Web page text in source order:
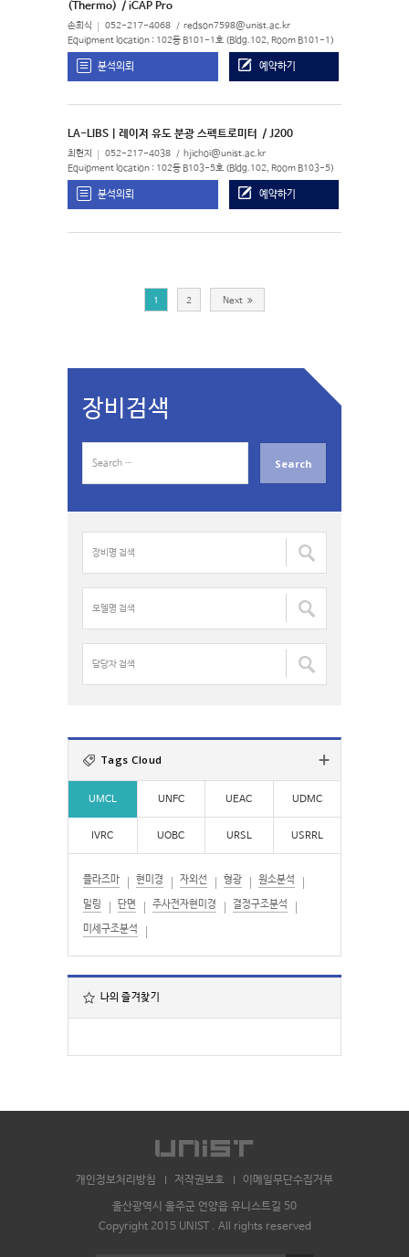
(Thermo) / iCAP Pro
손희식 052-217-4068 redson7598@unist.ac.kr
Equipment location : 102동 B101-1호 (Bldg.102, Room B101-1)
분석의뢰 예약하기
LA-LIBS | 레이저 유도 분광 스펙트로미터 / J200
최현지 052-217-4038 hjichoi@unist.ac.kr
Equipment location : 102동 B103-5호 (Bldg.102, Room B103-5)
분석의뢰 예약하기
1 2 Next
장비검색
a
명
색
:
델
명
:자
:
Tags Cloud
UMCL UNFC UEAC UDMC
IVRC UOBC URSL USRRL
플라즈마 현미경 자외선 형광 원소분석
밀링 단면 주사전자현미경 결정구조분석
미세구조분석
나의 즐겨찾기
개인정보처리방침 저작권보호 이메일무단수집거부
울산광역시 울주군 언양읍 유니스트길 50
Copyright 2015 UNIST . All rights reserved